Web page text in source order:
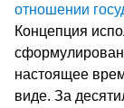
отношении
Концепция
настоящее
виде. За